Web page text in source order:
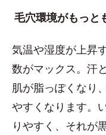
毛穴環境がもっと
気温や湿度が上昇
数がマックス。汗
肌が脂っぽくなり
やすくなります。
りやすく、それが